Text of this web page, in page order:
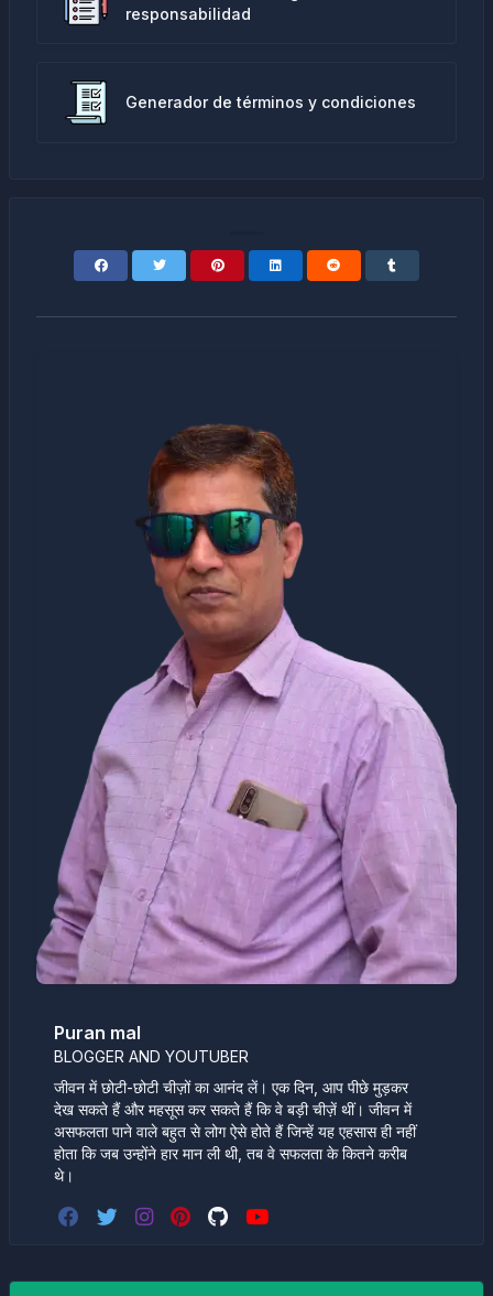
responsabilidad
Generador de términos y condiciones
Puran mal
BLOGGER AND YOUTUBER
जीवन में छोटी-छोटी चीज़ों का आनंद लें। एक दिन, आप पीछे मुड़कर
देख सकते हैं और महसूस कर सकते हैं कि वे बड़ी चीज़ें थीं। जीवन में
असफलता पाने वाले बहुत से लोग ऐसे होते हैं जिन्हें यह एहसास ही नहीं
होता कि जब उन्होंने हार मान ली थी, तब वे सफलता के कितने करीब
थे।